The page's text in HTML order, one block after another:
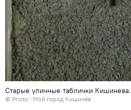
Старые уличные таблички Кишинева.
© Photo : Мой город Кишинёв